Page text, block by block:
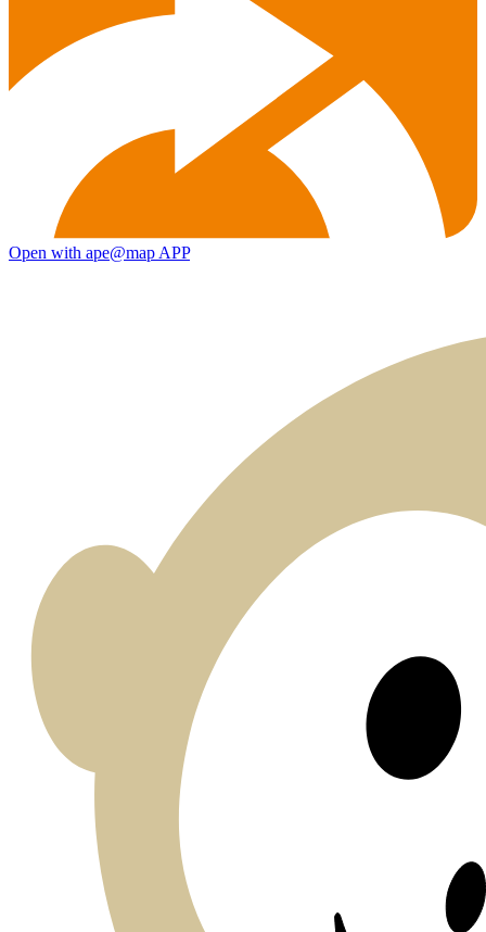
Open with ape@map APP